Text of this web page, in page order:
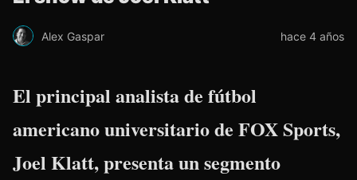
Alex Gaspar hace 4 años
El principal analista de fútbol
americano universitario de FOX Sports,
Joel Klatt, presenta un segmento